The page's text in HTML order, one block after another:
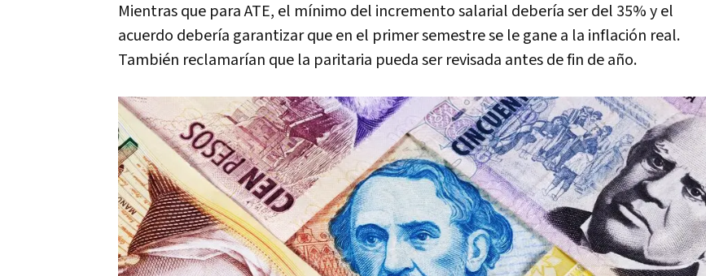
Mientras que para ATE, el mínimo del incremento salarial debería ser del 35% y el
acuerdo debería garantizar que en el primer semestre se le gane a la inflación real.
También reclamarían que la paritaria pueda ser revisada antes de fin de año.